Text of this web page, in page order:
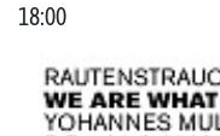
18:00